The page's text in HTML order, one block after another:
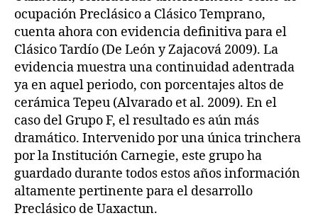
ocupación Preclásico a Clásico Temprano,
cuenta ahora con evidencia definitiva para el
Clásico Tardío (De León y Zajacová 2009). La
evidencia muestra una continuidad adentrada
ya en aquel periodo, con porcentajes altos de
cerámica Tepeu (Alvarado et al. 2009). En el
caso del Grupo F, el resultado es aún más
dramático. Intervenido por una única trinchera
por la Institución Carnegie, este grupo ha
guardado durante todos estos años información
altamente pertinente para el desarrollo
Preclásico de Uaxactun.